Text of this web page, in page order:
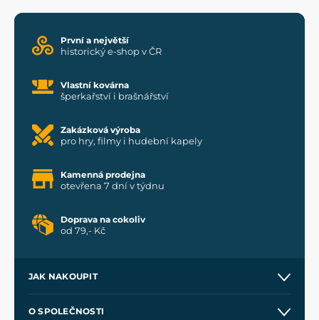
První a největší
historický e-shop v ČR
Vlastní kovárna
šperkařství i brašnářství
Zakázková výroba
pro hry, filmy i hudební kapely
Kamenná prodejna
otevřena 7 dní v týdnu
Doprava na cokoliv
od 79,- Kč
JAK NAKOUPIT
O SPOLEČNOSTI